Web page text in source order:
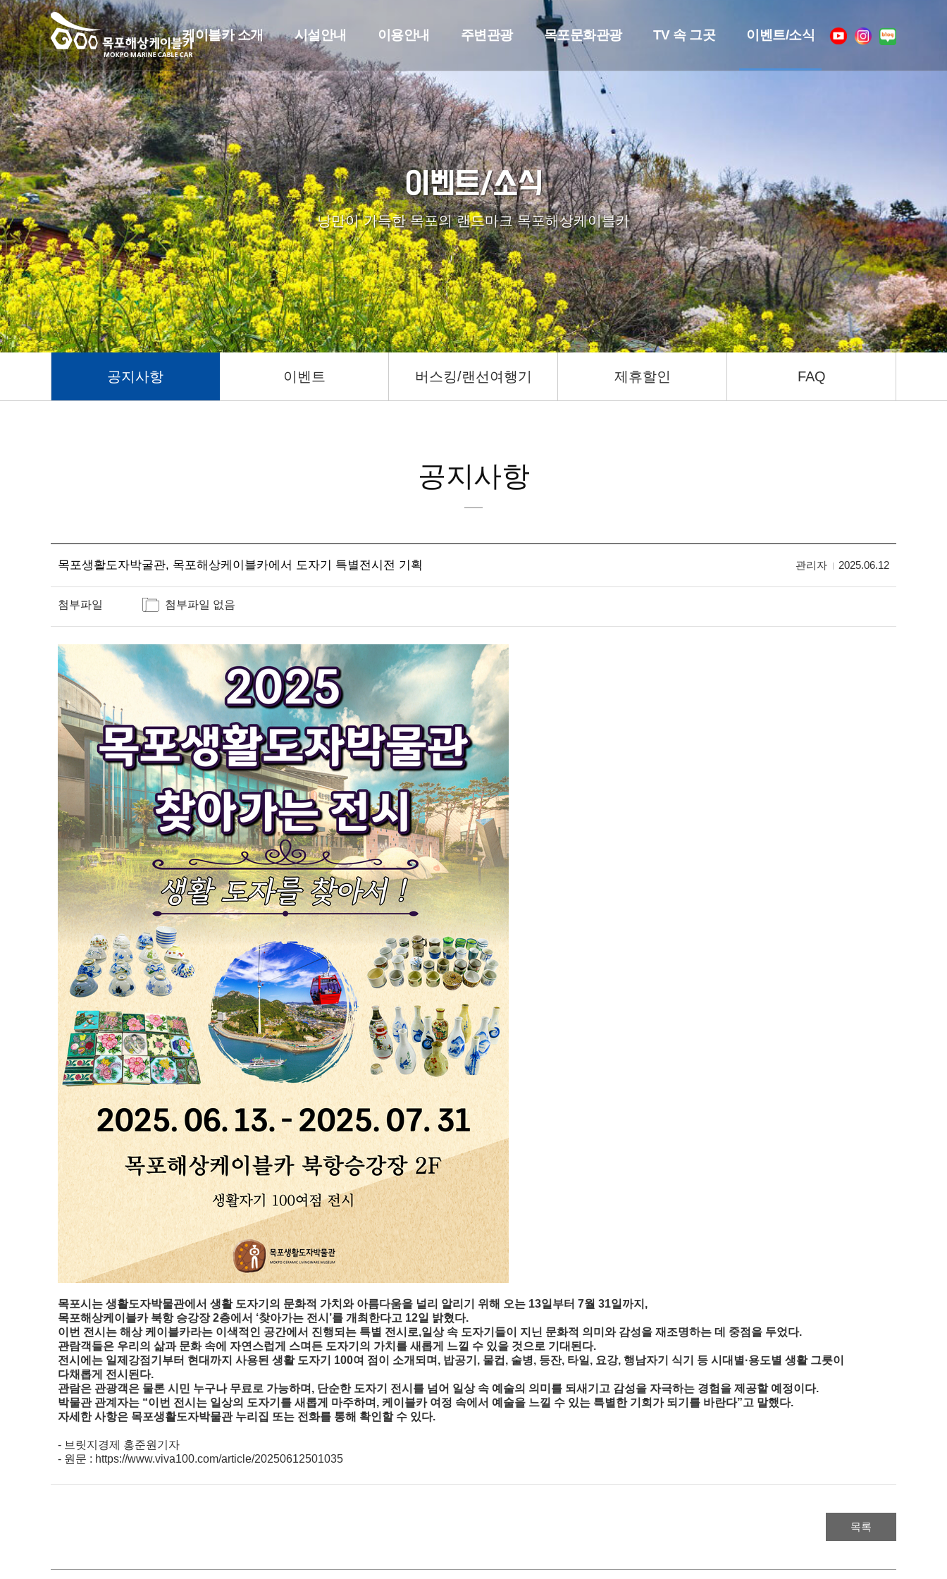
케이블카 소개 시설안내 이용안내 주변관광 목포문화관광 TV 속 그곳 이벤트/소식
이벤트/소식
낭만이 가득한 목포의 랜드마크 목포해상케이블카
공지사항 이벤트 버스킹/랜선여행기 제휴할인 FAQ
공지사항
목포생활도자박굴관, 목포해상케이블카에서 도자기 특별전시전 기획 관리자 2025.06.12
첨부파일 첨부파일 없음
목포시는 생활도자박물관에서 생활 도자기의 문화적 가치와 아름다움을 널리 알리기 위해 오는 13일부터 7월 31일까지,
목포해상케이블카 북항 승강장 2층에서 ‘찾아가는 전시’를 개최한다고 12일 밝혔다.
이번 전시는 해상 케이블카라는 이색적인 공간에서 진행되는 특별 전시로,일상 속 도자기들이 지닌 문화적 의미와 감성을 재조명하는 데 중점을 두었다.
관람객들은 우리의 삶과 문화 속에 자연스럽게 스며든 도자기의 가치를 새롭게 느낄 수 있을 것으로 기대된다.
전시에는 일제강점기부터 현대까지 사용된 생활 도자기 100여 점이 소개되며, 밥공기, 물컵, 술병, 등잔, 타일, 요강, 행남자기 식기 등 시대별·용도별 생활 그릇이
다채롭게 전시된다.
관람은 관광객은 물론 시민 누구나 무료로 가능하며, 단순한 도자기 전시를 넘어 일상 속 예술의 의미를 되새기고 감성을 자극하는 경험을 제공할 예정이다.
박물관 관계자는 “이번 전시는 일상의 도자기를 새롭게 마주하며, 케이블카 여정 속에서 예술을 느낄 수 있는 특별한 기회가 되기를 바란다”고 말했다.
자세한 사항은 목포생활도자박물관 누리집 또는 전화를 통해 확인할 수 있다.
- 브릿지경제 홍준원기자
- 원문 : https://www.viva100.com/article/20250612501035
목록